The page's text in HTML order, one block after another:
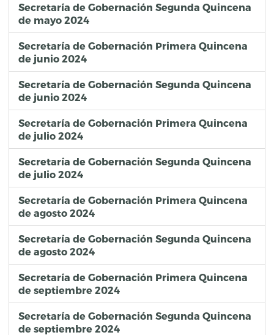
Secretaría de Gobernación Segunda Quincena
de mayo 2024
Secretaría de Gobernación Primera Quincena
de junio 2024
Secretaría de Gobernación Segunda Quincena
de junio 2024
Secretaría de Gobernación Primera Quincena
de julio 2024
Secretaría de Gobernación Segunda Quincena
de julio 2024
Secretaría de Gobernación Primera Quincena
de agosto 2024
Secretaría de Gobernación Segunda Quincena
de agosto 2024
Secretaría de Gobernación Primera Quincena
de septiembre 2024
Secretaría de Gobernación Segunda Quincena
de septiembre 2024